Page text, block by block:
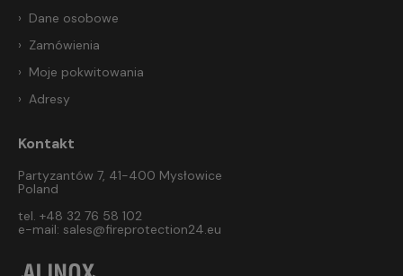
Dane osobowe
Zamówienia
Moje pokwitowania
Adresy
Kontakt
Partyzantów 7, 41-400 Mysłowice
Poland
tel. +48 32 76 58 102
e-mail: sales@fireprotection24.eu